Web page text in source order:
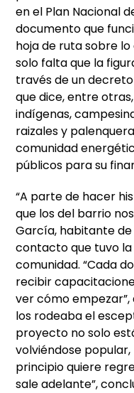
en el Plan Nacional
documento que
hoja de ruta sobre
solo falta que la
través de un
que dice, entre
indígenas,
raizales y
comunidad
públicos para su
“A parte de hacer
que los del barrio
García, habitante
contacto que tuvo la
comunidad. “Cada
recibir
ver cómo empezar”,
los rodeaba el
proyecto no solo
volviéndose
principio quiere
sale adelante”,